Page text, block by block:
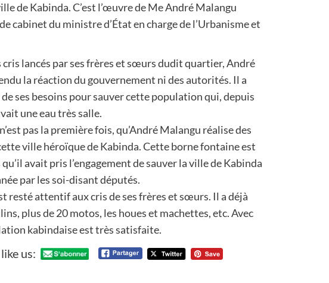
de Kabinda. C’est l’œuvre de Me André Malangu
cabinet du ministre d’État en charge de l’Urbanisme et
lancés par ses frères et sœurs dudit quartier, André
la réaction du gouvernement ni des autorités. Il a
ses besoins pour sauver cette population qui, depuis
une eau très salle.
pas la première fois, qu’André Malangu réalise des
ville héroïque de Kabinda. Cette borne fontaine est
avait pris l’engagement de sauver la ville de Kabinda
par les soi-disant députés.
resté attentif aux cris de ses frères et sœurs. Il a déjà
plus de 20 motos, les houes et machettes, etc. Avec
kabindaise est très satisfaite.
us: